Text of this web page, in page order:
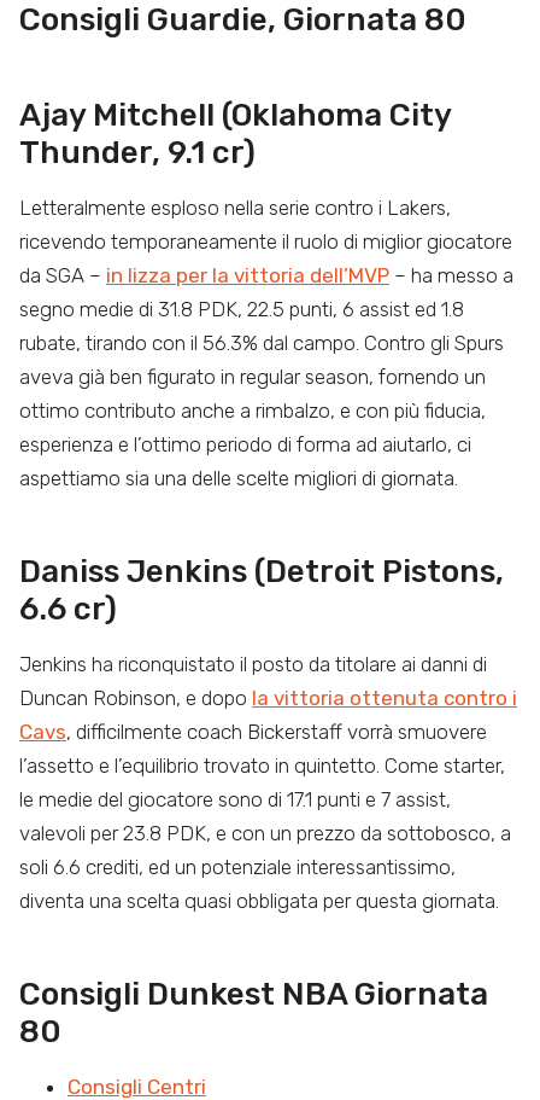
Consigli Guardie, Giornata 80
Ajay Mitchell (Oklahoma City
Thunder, 9.1 cr)
Letteralmente esploso nella serie contro i Lakers,
ricevendo temporaneamente il ruolo di miglior giocatore
da SGA – in lizza per la vittoria dell’MVP – ha messo a
segno medie di 31.8 PDK, 22.5 punti, 6 assist ed 1.8
rubate, tirando con il 56.3% dal campo. Contro gli Spurs
aveva già ben figurato in regular season, fornendo un
ottimo contributo anche a rimbalzo, e con più fiducia,
esperienza e l’ottimo periodo di forma ad aiutarlo, ci
aspettiamo sia una delle scelte migliori di giornata.
Daniss Jenkins (Detroit Pistons,
6.6 cr)
Jenkins ha riconquistato il posto da titolare ai danni di
Duncan Robinson, e dopo la vittoria ottenuta contro i
Cavs, difficilmente coach Bickerstaff vorrà smuovere
l’assetto e l’equilibrio trovato in quintetto. Come starter,
le medie del giocatore sono di 17.1 punti e 7 assist,
valevoli per 23.8 PDK, e con un prezzo da sottobosco, a
soli 6.6 crediti, ed un potenziale interessantissimo,
diventa una scelta quasi obbligata per questa giornata.
Consigli Dunkest NBA Giornata
80
Consigli Centri